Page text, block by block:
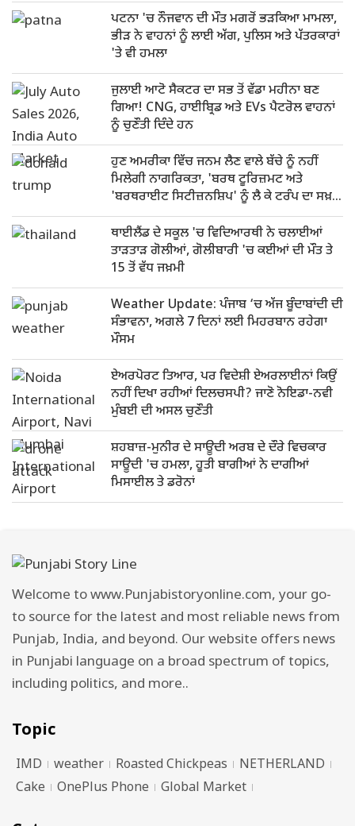
ਪਟਨਾ 'ਚ ਨੌਜਵਾਨ ਦੀ ਮੌਤ ਮਗਰੋਂ ਭੜਕਿਆ ਮਾਮਲਾ,
ਭੀੜ ਨੇ ਵਾਹਨਾਂ ਨੂੰ ਲਾਈ ਅੱਗ, ਪੁਲਿਸ ਅਤੇ ਪੱਤਰਕਾਰਾਂ
'ਤੇ ਵੀ ਹਮਲਾ
ਜੁਲਾਈ ਆਟੋ ਸੈਕਟਰ ਦਾ ਸਭ ਤੋਂ ਵੱਡਾ ਮਹੀਨਾ ਬਣ
ਗਿਆ! CNG, ਹਾਈਬ੍ਰਿਡ ਅਤੇ EVs ਪੈਟਰੋਲ ਵਾਹਨਾਂ
ਨੂੰ ਚੁਣੌਤੀ ਦਿੰਦੇ ਹਨ
ਹੁਣ ਅਮਰੀਕਾ ਵਿੱਚ ਜਨਮ ਲੈਣ ਵਾਲੇ ਬੱਚੇ ਨੂੰ ਨਹੀਂ
ਮਿਲੇਗੀ ਨਾਗਰਿਕਤਾ, 'ਬਰਥ ਟੂਰਿਜ਼ਮਟ ਅਤੇ
'ਬਰਥਰਾਈਟ ਸਿਟੀਜ਼ਨਸ਼ਿਪ' ਨੂੰ ਲੈ ਕੇ ਟਰੰਪ ਦਾ ਸਖ਼ਤ
ਰੁਖ
ਥਾਈਲੈਂਡ ਦੇ ਸਕੂਲ 'ਚ ਵਿਦਿਆਰਥੀ ਨੇ ਚਲਾਈਆਂ
ਤਾੜਤਾੜ ਗੋਲੀਆਂ, ਗੋਲੀਬਾਰੀ 'ਚ ਕਈਆਂ ਦੀ ਮੌਤ ਤੇ
15 ਤੋਂ ਵੱਧ ਜਖ਼ਮੀ
Weather Update: ਪੰਜਾਬ ‘ਚ ਅੱਜ ਬੂੰਦਾਬਾਂਦੀ ਦੀ
ਸੰਭਾਵਨਾ, ਅਗਲੇ 7 ਦਿਨਾਂ ਲਈ ਮਿਹਰਬਾਨ ਰਹੇਗਾ
ਮੌਸਮ
ਏਅਰਪੋਰਟ ਤਿਆਰ, ਪਰ ਵਿਦੇਸ਼ੀ ਏਅਰਲਾਈਨਾਂ ਕਿਉਂ
ਨਹੀਂ ਦਿਖਾ ਰਹੀਆਂ ਦਿਲਚਸਪੀ? ਜਾਣੋ ਨੋਇਡਾ-ਨਵੀ
ਮੁੰਬਈ ਦੀ ਅਸਲ ਚੁਣੌਤੀ
ਸ਼ਹਬਾਜ਼-ਮੁਨੀਰ ਦੇ ਸਾਊਦੀ ਅਰਬ ਦੇ ਦੌਰੇ ਵਿਚਕਾਰ
ਸਾਊਦੀ 'ਚ ਹਮਲਾ, ਹੂਤੀ ਬਾਗੀਆਂ ਨੇ ਦਾਗੀਆਂ
ਮਿਸਾਈਲ ਤੇ ਡਰੋਨਾਂ
Welcome to www.Punjabistoryonline.com, your go-
to source for the latest and most reliable news from
Punjab, India, and beyond. Our website offers news
in Punjabi language on a broad spectrum of topics,
including politics, and more..
Topic
IMD weather Roasted Chickpeas
NETHERLAND
Cake
OnePlus Phone Global Market